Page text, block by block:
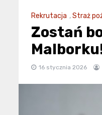
Rekrutacja ,Straż
Zostań
16 stycznia 2026